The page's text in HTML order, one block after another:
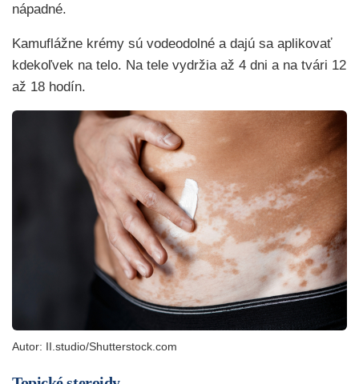
nápadné.
Kamuflážne krémy sú vodeodolné a dajú sa aplikovať
kdekoľvek na telo. Na tele vydržia až 4 dni a na tvári 12
až 18 hodín.
Autor: II.studio/Shutterstock.com